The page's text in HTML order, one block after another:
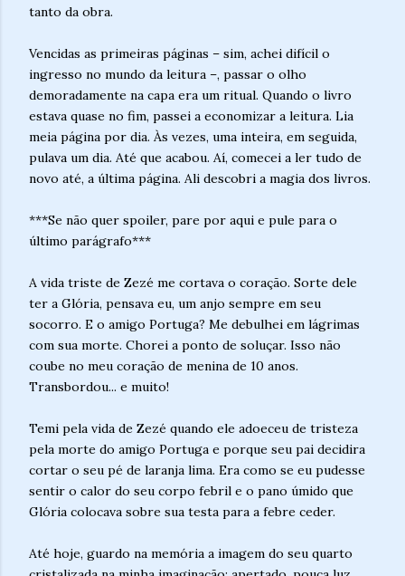
tanto da obra.
Vencidas as primeiras páginas – sim, achei difícil o
ingresso no mundo da leitura –, passar o olho
demoradamente na capa era um ritual. Quando o livro
estava quase no fim, passei a economizar a leitura. Lia
meia página por dia. Às vezes, uma inteira, em seguida,
pulava um dia. Até que acabou. Aí, comecei a ler tudo de
novo até, a última página. Ali descobri a magia dos livros.
***Se não quer spoiler, pare por aqui e pule para o
último parágrafo***
A vida triste de Zezé me cortava o coração. Sorte dele
ter a Glória, pensava eu, um anjo sempre em seu
socorro. E o amigo Portuga? Me debulhei em lágrimas
com sua morte. Chorei a ponto de soluçar. Isso não
coube no meu coração de menina de 10 anos.
Transbordou... e muito!
Temi pela vida de Zezé quando ele adoeceu de tristeza
pela morte do amigo Portuga e porque seu pai decidira
cortar o seu pé de laranja lima. Era como se eu pudesse
sentir o calor do seu corpo febril e o pano úmido que
Glória colocava sobre sua testa para a febre ceder.
Até hoje, guardo na memória a imagem do seu quarto